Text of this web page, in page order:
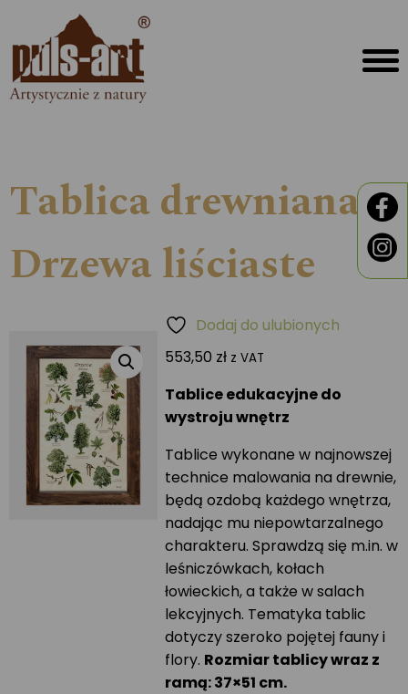
Tablica drewniana –
Drzewa liściaste
553,50 zł z VAT
Tablice edukacyjne do
wystroju wnętrz
Tablice wykonane w najnowszej
technice malowania na drewnie,
będą ozdobą każdego wnętrza,
nadając mu niepowtarzalnego
charakteru. Sprawdzą się m.in. w
leśniczówkach, kołach
łowieckich, a także w salach
lekcyjnych. Tematyka tablic
dotyczy szeroko pojętej fauny i
flory. Rozmiar tablicy wraz z
ramą: 37×51 cm.
Dodaj do ulubionych